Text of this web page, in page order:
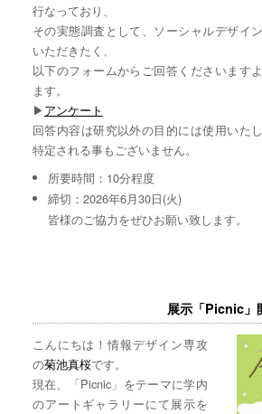
行なっており、
その実態調査として、ソーシャルデザイ
いただきたく、
以下のフォームからご回答くださいます
ます。
▶︎アンケート
回答内容は研究以外の目的には使用いた
特定される事もございません。
所要時間：10分程度
締切：2026年6月30日(火)
皆様のご協力をぜひお願い致します。
展示「Picnic」
こんにちは！情報デザイン専攻
の菊池真桜です。
現在、「Picnic」をテーマに学内
のアートギャラリーにて展示を